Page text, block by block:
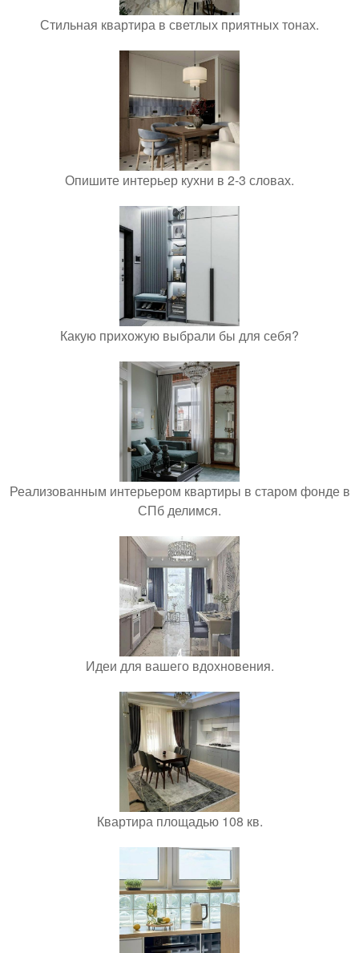
Стильная квартира в светлых приятных тонах.
Опишите интерьер кухни в 2-3 словах.
Какую прихожую выбрали бы для себя?
Реализованным интерьером квартиры в старом фонде в
СПб делимся.
Идеи для вашего вдохновения.
Квартира площадью 108 кв.